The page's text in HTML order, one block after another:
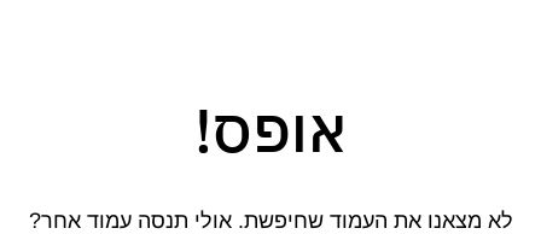
אופס!
לא מצאנו את העמוד שחיפשת. אולי תנסה עמוד אחר?